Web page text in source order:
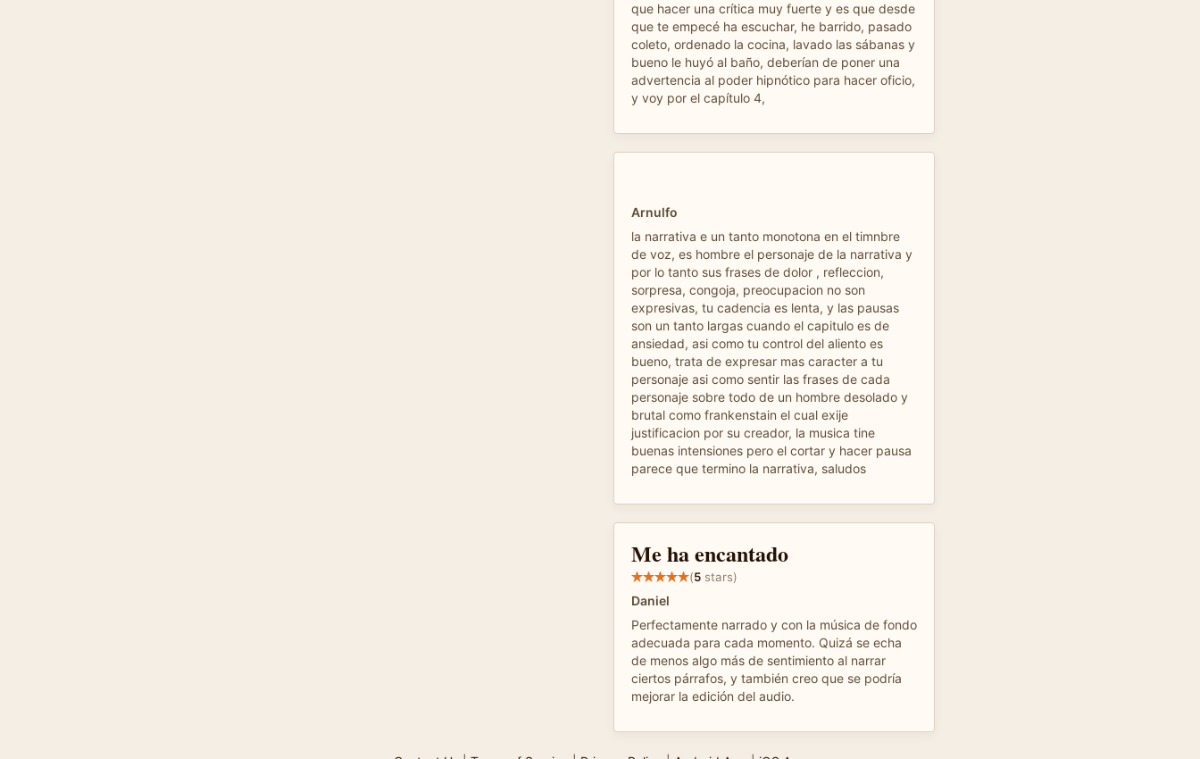
que hacer una crítica muy fuerte y es que desde
que te empecé ha escuchar, he barrido, pasado
coleto, ordenado la cocina, lavado las sábanas y
bueno le huyó al baño, deberían de poner una
advertencia al poder hipnótico para hacer oficio,
y voy por el capítulo 4,
Arnulfo
la narrativa e un tanto monotona en el timnbre
de voz, es hombre el personaje de la narrativa y
por lo tanto sus frases de dolor , refleccion,
sorpresa, congoja, preocupacion no son
expresivas, tu cadencia es lenta, y las pausas
son un tanto largas cuando el capitulo es de
ansiedad, asi como tu control del aliento es
bueno, trata de expresar mas caracter a tu
personaje asi como sentir las frases de cada
personaje sobre todo de un hombre desolado y
brutal como frankenstain el cual exije
justificacion por su creador, la musica tine
buenas intensiones pero el cortar y hacer pausa
parece que termino la narrativa, saludos
Me ha encantado
(5 stars)
Daniel
Perfectamente narrado y con la música de fondo
adecuada para cada momento. Quizá se echa
de menos algo más de sentimiento al narrar
ciertos párrafos, y también creo que se podría
mejorar la edición del audio.